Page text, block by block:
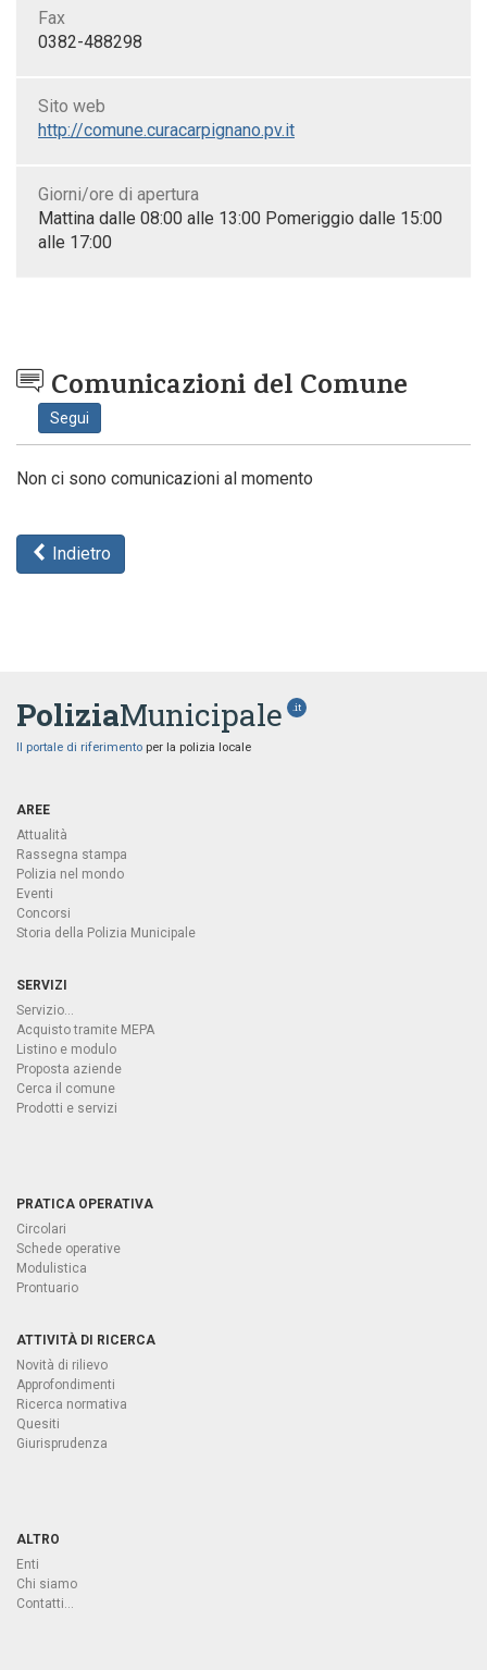
Fax
0382-488298
Sito web
http://comune.curacarpignano.pv.it
Giorni/ore di apertura
Mattina dalle 08:00 alle 13:00 Pomeriggio dalle 15:00
alle 17:00
Comunicazioni del Comune
Segui
Non ci sono comunicazioni al momento
Indietro
PoliziaMunicipale .it
Il portale di riferimento per la polizia locale
AREE
Attualità
Rassegna stampa
Polizia nel mondo
Eventi
Concorsi
Storia della Polizia Municipale
SERVIZI
Servizio...
Acquisto tramite MEPA
Listino e modulo
Proposta aziende
Cerca il comune
Prodotti e servizi
PRATICA OPERATIVA
Circolari
Schede operative
Modulistica
Prontuario
ATTIVITÀ DI RICERCA
Novità di rilievo
Approfondimenti
Ricerca normativa
Quesiti
Giurisprudenza
ALTRO
Enti
Chi siamo
Contatti...